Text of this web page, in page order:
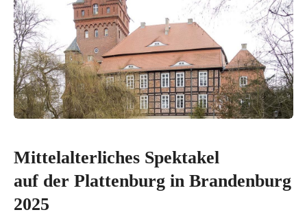
Mittelalterliches Spektakel
auf der Plattenburg in Brandenburg
2025